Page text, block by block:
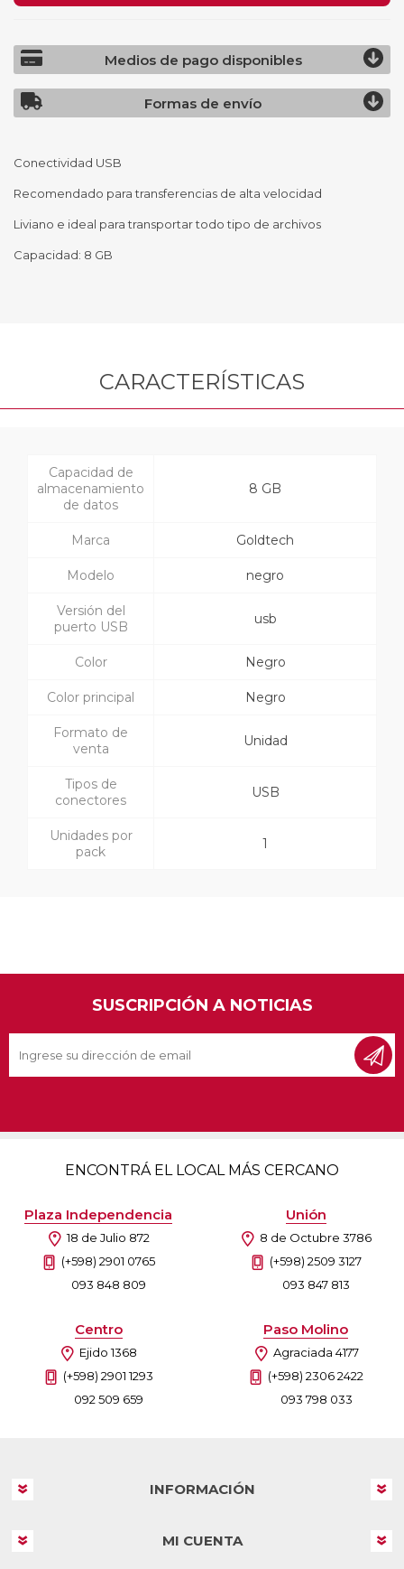
Medios de pago disponibles
Formas de envío
Conectividad USB
Recomendado para transferencias de alta velocidad
Liviano e ideal para transportar todo tipo de archivos
Capacidad: 8 GB
CARACTERÍSTICAS
Capacidad de
almacenamiento
de datos
8 GB
Marca Goldtech
Modelo negro
Versión del
puerto USB
usb
Color Negro
Color principal Negro
Formato de
venta
Unidad
Tipos de
conectores
USB
Unidades por
pack
1
SUSCRIPCIÓN A NOTICIAS
ENCONTRÁ EL LOCAL MÁS CERCANO
Plaza Independencia
18 de Julio 872
(+598) 2901 0765
093 848 809
Unión
8 de Octubre 3786
(+598) 2509 3127
093 847 813
Centro
Ejido 1368
(+598) 2901 1293
092 509 659
Paso Molino
Agraciada 4177
(+598) 2306 2422
093 798 033
INFORMACIÓN
MI CUENTA